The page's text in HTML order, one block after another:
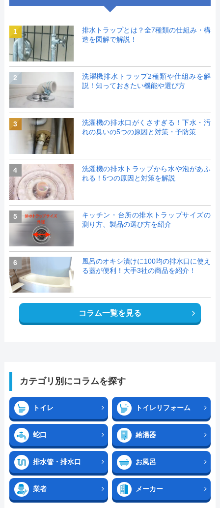
1
排水トラップとは？全7種類の仕組み・構
造を図解で解説！
2
洗濯機排水トラップ2種類や仕組みを解
説！知っておきたい機能や選び方
3
洗濯機の排水口がくさすぎる！下水・汚
れの臭いの5つの原因と対策・予防策
4
洗濯機の排水トラップから水や泡があふ
れる！5つの原因と対策を解説
5
キッチン・台所の排水トラップサイズの
測り方、製品の選び方を紹介
6
風呂のオキシ漬けに100均の排水口に使え
る蓋が便利！大手3社の商品を紹介！
コラム一覧を見る
カテゴリ別にコラムを探す
トイレ トイレリフォーム
蛇口 給湯器
排水管・排水口 お風呂
業者 メーカー